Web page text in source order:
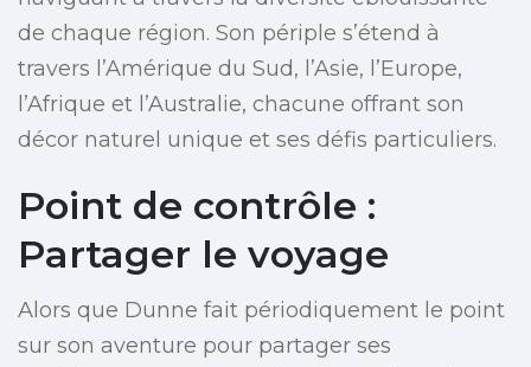
de chaque région. Son périple s’étend à
travers l’Amérique du Sud, l’Asie, l’Europe,
l’Afrique et l’Australie, chacune offrant son
décor naturel unique et ses défis particuliers.
Point de contrôle :
Partager le voyage
Alors que Dunne fait périodiquement le point
sur son aventure pour partager ses